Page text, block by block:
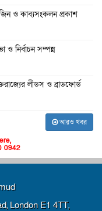
ও কাব্যসংকলন প্রকাশ
ও নির্বাচন সম্পন্ন
লীডস ও ব্রাডফোর্ড
আরও খবর
0942
London E1 4TT,